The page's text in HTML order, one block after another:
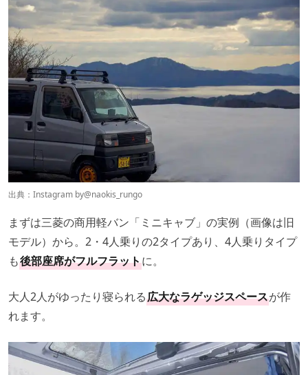
出典：Instagram by@naokis_rungo
まずは三菱の商用軽バン「ミニキャブ」の実例（画像は旧
モデル）から。2・4人乗りの2タイプあり、4人乗りタイプ
も後部座席がフルフラットに。
大人2人がゆったり寝られる広大なラゲッジスペースが作
れます。